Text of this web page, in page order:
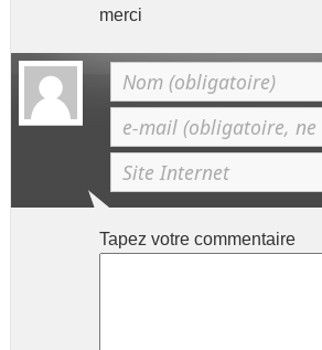
merci
Tapez votre commentaire